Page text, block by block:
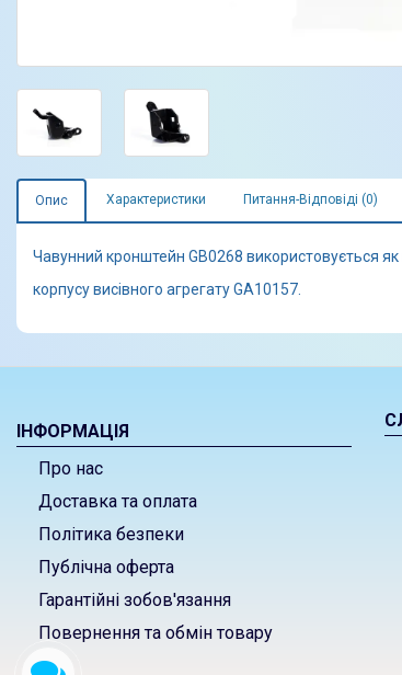
Опис Характеристики Питання-Відповіді (0)
Чавунний кронштейн GB0268 використовується
корпусу висівного агрегату GA10157.
ІНФОРМАЦІЯ
Про нас
Доставка та оплата
Політика безпеки
Публічна оферта
Гарантійні зобов'язання
Повернення та обмін товару